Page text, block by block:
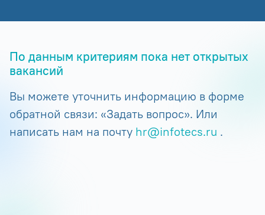
По данным критериям пока нет открытых
вакансий
Вы можете уточнить информацию в форме
обратной связи: «Задать вопрос». Или
написать нам на почту hr@infotecs.ru .